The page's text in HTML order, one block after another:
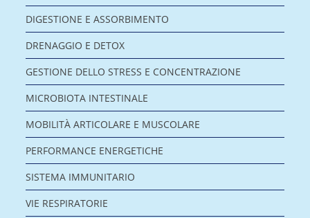
DIGESTIONE E ASSORBIMENTO
DRENAGGIO E DETOX
GESTIONE DELLO STRESS E CONCENTRAZIONE
MICROBIOTA INTESTINALE
MOBILITÀ ARTICOLARE E MUSCOLARE
PERFORMANCE ENERGETICHE
SISTEMA IMMUNITARIO
VIE RESPIRATORIE